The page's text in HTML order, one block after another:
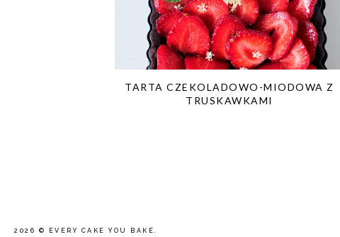
TARTA CZEKOLADOWO-MIODOWA Z
TRUSKAWKAMI
2026 © EVERY CAKE YOU BAKE